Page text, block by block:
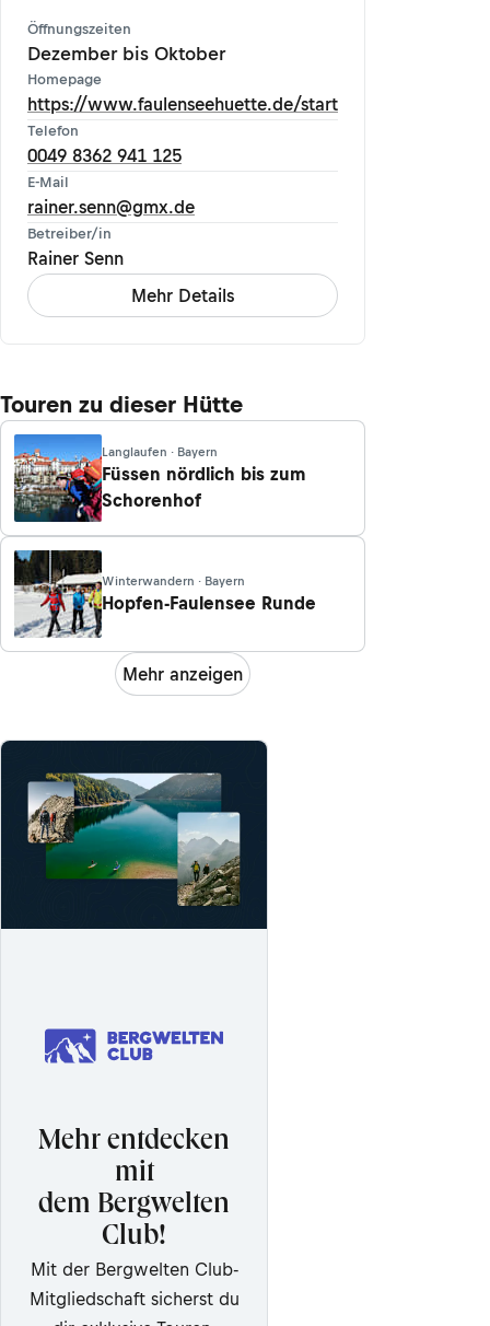
Öffnungszeiten
Dezember bis Oktober
Homepage
https://www.faulenseehuette.de/start
Telefon
0049 8362 941 125
E-Mail
rainer.senn@gmx.de
Betreiber/in
Rainer Senn
Mehr Details
Touren zu dieser Hütte
Langlaufen · Bayern
Füssen nördlich bis zum
Schorenhof
Winterwandern · Bayern
Hopfen-Faulensee Runde
Mehr anzeigen
Mehr entdecken
mit
dem Bergwelten
Club!
Mit der Bergwelten Club-
Mitgliedschaft sicherst du